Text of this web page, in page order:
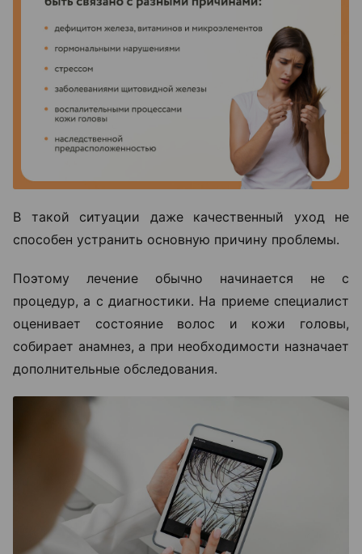
В такой ситуации даже качественный уход не
способен устранить основную причину проблемы.
Поэтому лечение обычно начинается не с
процедур, а с диагностики. На приеме специалист
оценивает состояние волос и кожи головы,
собирает анамнез, а при необходимости назначает
дополнительные обследования.